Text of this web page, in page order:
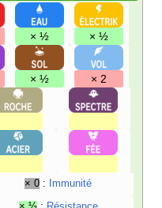
× ½ × ½
× ½ × 2
× 0 : Immunité